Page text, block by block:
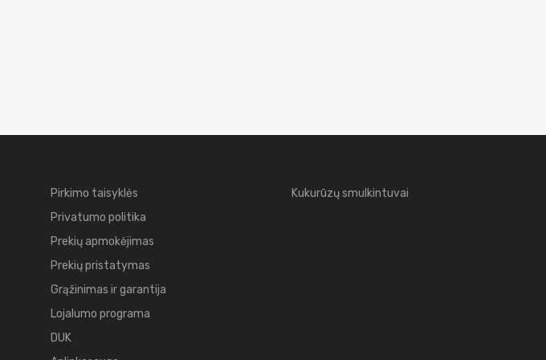
Pirkimo taisyklės
Privatumo politika
Prekių apmokėjimas
Prekių pristatymas
Grąžinimas ir garantija
Lojalumo programa
DUK
Kukurūzų smulkintuvai